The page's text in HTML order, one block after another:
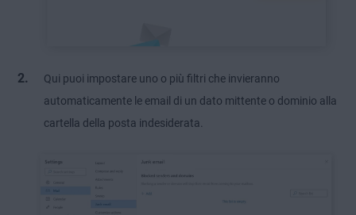
Qui puoi impostare uno o più filtri che invieranno
automaticamente le email di un dato mittente o dominio alla
cartella della posta indesiderata.